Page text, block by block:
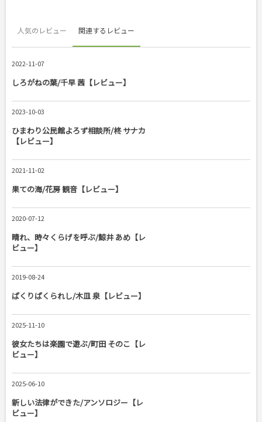
人気のレビュー 関連するレビュー
2022-11-07
しろがねの葉/千早 茜【レビュー】
2023-10-03
ひまわり公民館よろず相談所/柊 サナカ
【レビュー】
2021-11-02
果ての海/花房 観音【レビュー】
2020-07-12
晴れ、時々くらげを呼ぶ/鯨井 あめ【レ
ビュー】
2019-08-24
ぱくりぱくられし/木皿 泉【レビュー】
2025-11-10
彼女たちは楽園で遊ぶ/町田 そのこ【レ
ビュー】
2025-06-10
新しい法律ができた/アンソロジー【レ
ビュー】